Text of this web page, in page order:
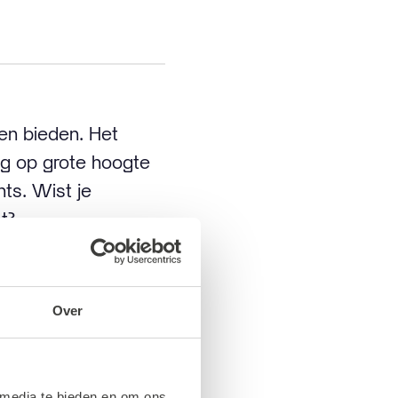
Over
bieden. Het
op grote hoogte
Wist je
benoemd
Samen zijn ze
waar een